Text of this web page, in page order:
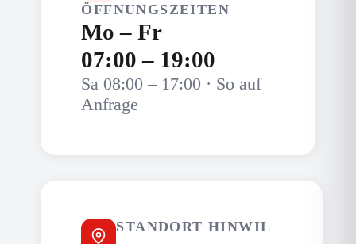
ÖFFNUNGSZEITEN
Mo – Fr
07:00 – 19:00
Sa 08:00 – 17:00 · So auf
Anfrage
STANDORT HINWIL